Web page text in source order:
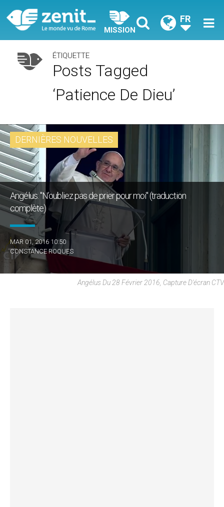
MISSION
FR
ÉTIQUETTE
Posts Tagged
‘patience De Dieu’
DERNIÈRES NOUVELLES
Angélus: "N’oubliez pas de prier pour moi" (traduction
complète)
MAR 01, 2016 10:50
CONSTANCE ROQUES
Angélus Du 28 Février 2016, Capture D'écran CTV